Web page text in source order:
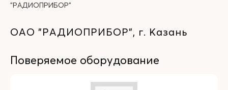
"РАДИОПРИБОР"
ОАО "РАДИОПРИБОР", г. Казань
Поверяемое оборудование